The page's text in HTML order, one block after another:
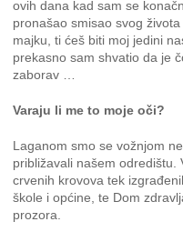
ovih dana kad sam se
pronašao smisao svog
majku, ti ćeš biti moj jedini
prekasno sam shvatio da je
zaborav …
Varaju li me to moje oči?
Laganom smo se vožnjom
približavali našem odredištu.
crvenih krovova tek
škole i općine, te Dom
prozora.